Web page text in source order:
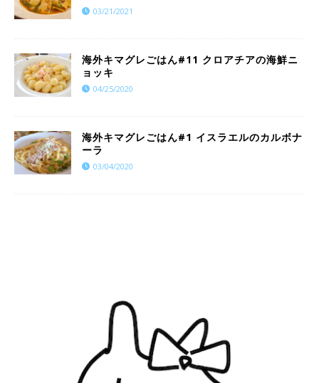
03/21/2021
海外キマグレごはん#11 クロアチアの海鮮ニ
ョッキ
04/25/2020
海外キマグレごはん#1 イスラエルのカルボナ
ーラ
03/04/2020